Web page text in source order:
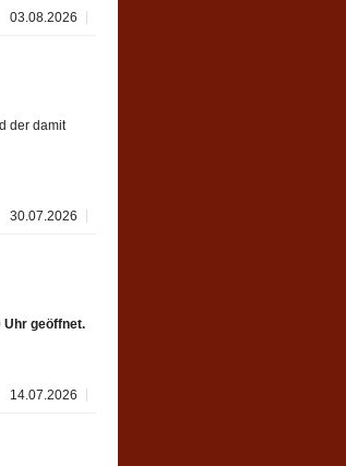
03.08.2026
der damit
30.07.2026
Uhr geöffnet.
14.07.2026